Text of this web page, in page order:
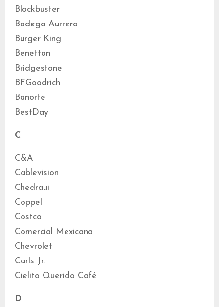
Blockbuster
Bodega Aurrera
Burger King
Benetton
Bridgestone
BFGoodrich
Banorte
BestDay
C
C&A
Cablevision
Chedraui
Coppel
Costco
Comercial Mexicana
Chevrolet
Carls Jr.
Cielito Querido Café
D